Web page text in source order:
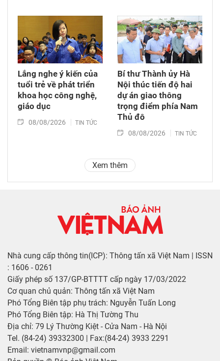
Lắng nghe ý kiến của
tuổi trẻ về phát triển
khoa học công nghệ,
giáo dục
08/08/2026 TIN TỨC
Bí thư Thành ủy Hà
Nội thúc tiến độ hai
dự án giao thông
trọng điểm phía Nam
Thủ đô
08/08/2026 TIN TỨC
Xem thêm
Nhà cung cấp thông tin(ICP): Thông tấn xã Việt Nam | ISSN
: 1606 - 0261
Giấy phép số 137/GP-BTTTT cấp ngày 17/03/2022
Cơ quan chủ quản: Thông tấn xã Việt Nam
Phó Tổng Biên tập phụ trách: Nguyễn Tuấn Long
Phó Tổng Biên tập: Hà Thị Tường Thu
Địa chỉ: 79 Lý Thường Kiệt - Cửa Nam - Hà Nội
Tel. (84-24) 39332300 | Fax:(84-24) 3933 2291
Email: vietnamvnp@gmail.com